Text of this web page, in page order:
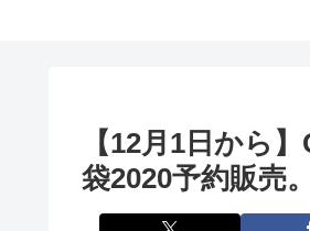
【12月1日から
袋2020予約販売。